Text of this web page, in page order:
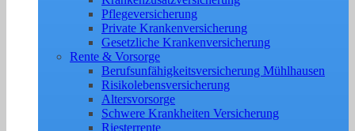
Pflegeversicherung
Private Krankenversicherung
Gesetzliche Krankenversicherung
Rente & Vorsorge
Berufs­unfähigkeitsversicherung Mühlhausen
Risikolebensversicherung
Altersvorsorge
Schwere Krankheiten Versicherung
Riesterrente